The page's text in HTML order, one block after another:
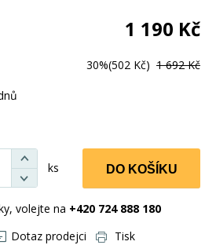
1 190 Kč
30%(502 Kč) 1 692 Kč
ks DO KOŠÍKU
volejte na +420 724 888 180
Dotaz prodejci Tisk